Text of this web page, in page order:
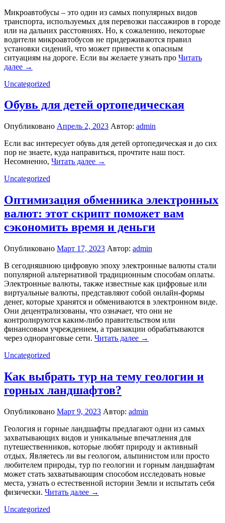
Микроавтобусы – это один из самых популярных видов
транспорта, используемых для перевозки пассажиров в городе
или на дальних расстояниях. Но, к сожалению, некоторые
водители микроавтобусов не придерживаются правил
установки сидений, что может привести к опасным
ситуациям на дороге. Eсли вы желаете узнать про Читать
далее →
Uncategorized
Обувь для детей ортопедическая
Опубликовано Апрель 2, 2023 Автор: admin
Если вас интересует обувь для детей ортопедическая и до сих
пор не знаете, куда направиться, прочтите наш пост.
Несомненно, Читать далее →
Uncategorized
Оптимизация обменника электронных
валют: этот скрипт поможет вам
сэкономить время и деньги
Опубликовано Март 17, 2023 Автор: admin
В сегодняшнюю цифровую эпоху электронные валюты стали
популярной альтернативой традиционным способам оплаты.
Электронные валюты, также известные как цифровые или
виртуальные валюты, представляют собой онлайн-формы
денег, которые хранятся и обмениваются в электронном виде.
Они децентрализованы, что означает, что они не
контролируются каким-либо правительством или
финансовым учреждением, а транзакции обрабатываются
через одноранговые сети. Читать далее →
Uncategorized
Как выбрать тур на тему геологии и
горных ландшафтов?
Опубликовано Март 9, 2023 Автор: admin
Геология и горные ландшафты предлагают одни из самых
захватывающих видов и уникальные впечатления для
путешественников, которые любят природу и активный
отдых. Являетесь ли вы геологом, альпинистом или просто
любителем природы, тур по геологии и горным ландшафтам
может стать захватывающим способом исследовать новые
места, узнать о естественной истории Земли и испытать себя
физически. Читать далее →
Uncategorized